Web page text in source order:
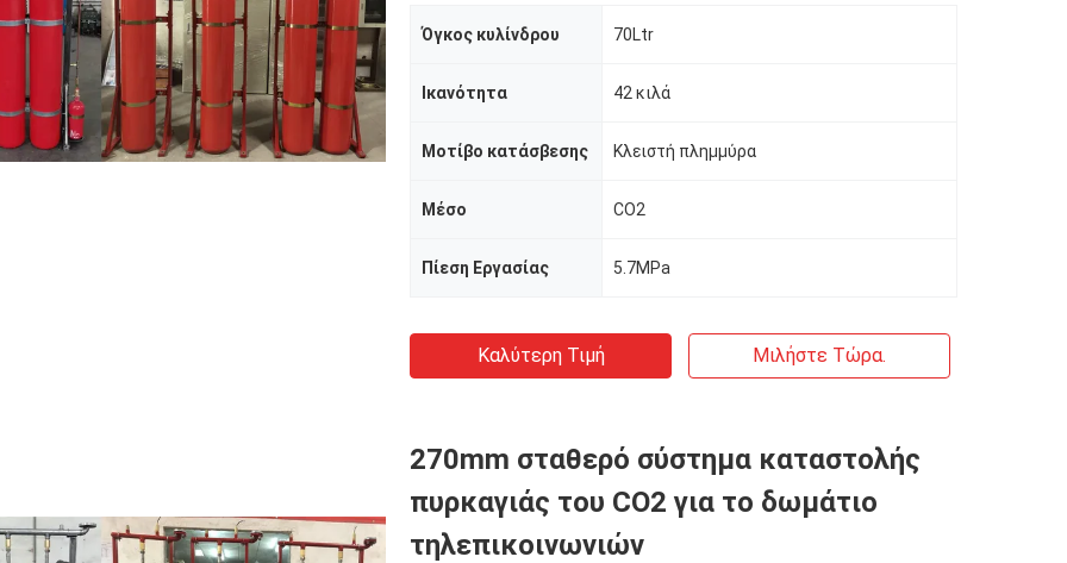
Όγκος κυλίνδρου 70Ltr
Ικανότητα 42 κιλά
Μοτίβο κατάσβεσης Κλειστή πλημμύρα
Μέσο CO2
Πίεση Εργασίας 5.7MPa
Καλύτερη Τιμή Μιλήστε Τώρα.
270mm σταθερό σύστημα καταστολής
πυρκαγιάς του CO2 για το δωμάτιο
τηλεπικοινωνιών